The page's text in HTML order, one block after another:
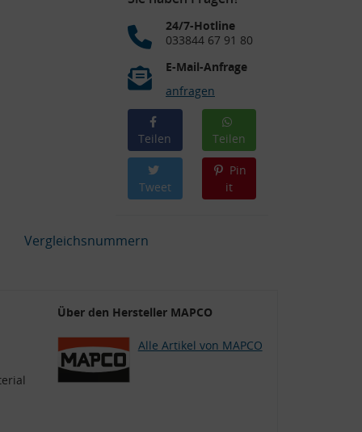
24/7-Hotline
033844 67 91 80
E-Mail-Anfrage
anfragen
Teilen Teilen
Tweet
Pin
it
Vergleichsnummern
Über den Hersteller MAPCO
Alle Artikel von MAPCO